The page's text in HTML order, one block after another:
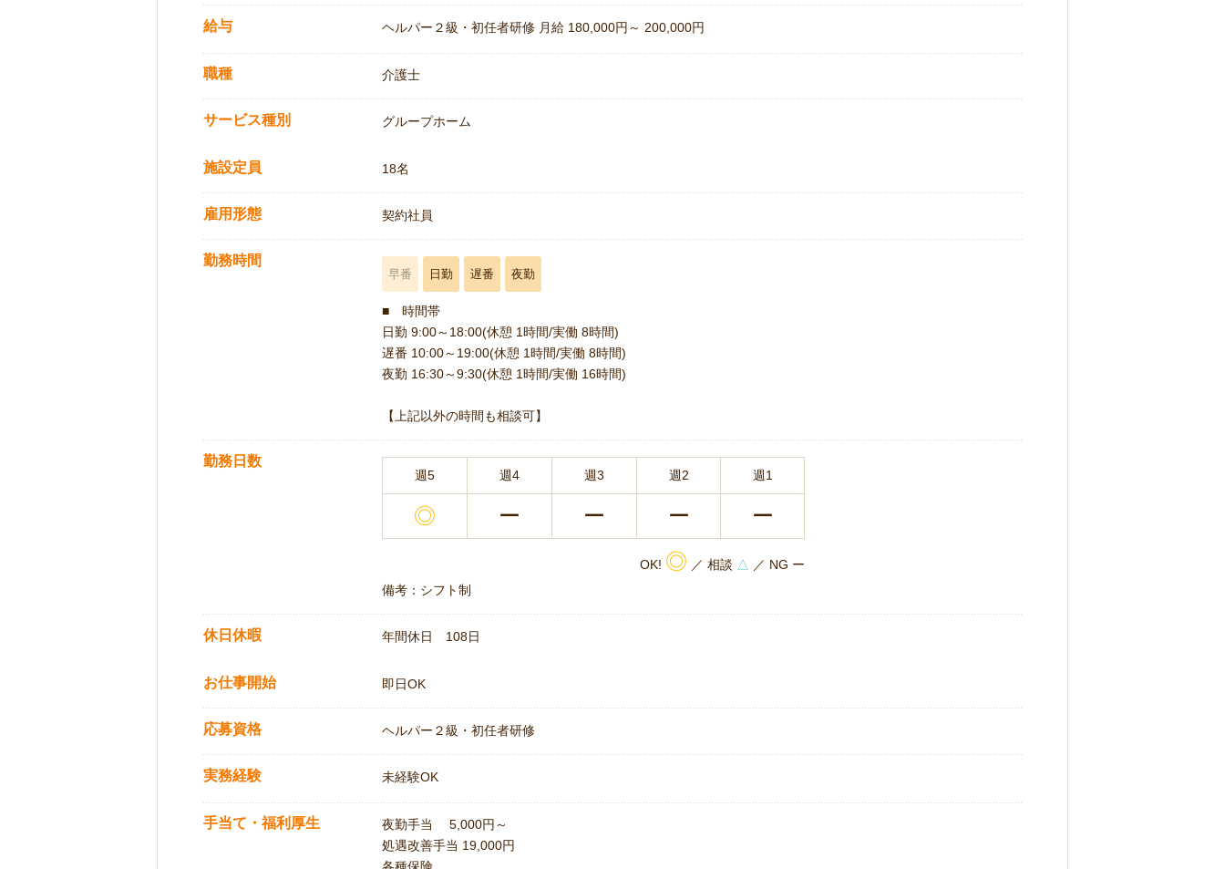
給与 ヘルパー２級・初任者研修 月給 180,000円～ 200,000円
職種 介護士
サービス種別 グループホーム
施設定員 18名
雇用形態 契約社員
勤務時間
早番 日勤 遅番 夜勤
■ 時間帯
日勤 9:00～18:00(休憩 1時間/実働 8時間)
遅番 10:00～19:00(休憩 1時間/実働 8時間)
夜勤 16:30～9:30(休憩 1時間/実働 16時間)
【上記以外の時間も相談可】
勤務日数
週5 週4 週3 週2 週1
◎ ー ー ー ー
OK! ◎ ／ 相談 △ ／ NG ー
備考：シフト制
休日休暇 年間休日 108日
お仕事開始 即日OK
応募資格 ヘルパー２級・初任者研修
実務経験 未経験OK
手当て・福利厚生
夜勤手当 5,000円～
処遇改善手当 19,000円
各種保険